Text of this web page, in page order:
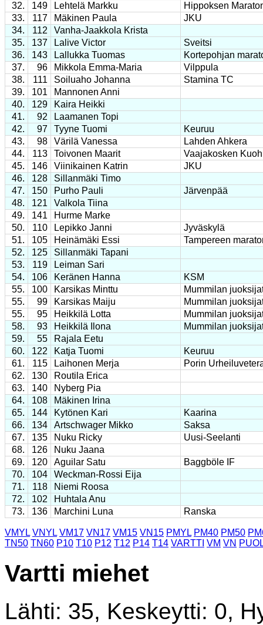
32.
149 Lehtelä Markku
Hippoksen
33.
117 Mäkinen Paula
JKU
34.
112
Vanha-Jaakkola Krista
35.
137 Lalive Victor
Sveitsi
36.
143 Lallukka Tuomas
Kortepohjan
37.
96 Mikkola Emma-Maria
Vilppula
38.
111 Soiluaho Johanna
Stamina TC
39.
101
Mannonen Anni
40.
129
Kaira Heikki
41.
92
Laamanen Topi
42.
97 Tyyne Tuomi
Keuruu
43.
98 Värilä Vanessa
Lahden Ahkera
44.
113 Toivonen Maarit
Vaajakosken
45.
146 Viinikainen Katrin
JKU
46.
128
Sillanmäki Timo
47.
150 Purho Pauli
Järvenpää
48.
121
Valkola Tiina
49.
141
Hurme Marke
50.
110 Lepikko Janni
Jyväskylä
51.
105 Heinämäki Essi
Tampereen
52.
125
Sillanmäki Tapani
53.
119
Leiman Sari
54.
106 Keränen Hanna
KSM
55.
100 Karsikas Minttu
Mummilan
55.
99 Karsikas Maiju
Mummilan
55.
95 Heikkilä Lotta
Mummilan
58.
93 Heikkilä Ilona
Mummilan
59.
55
Rajala Eetu
60.
122 Katja Tuomi
Keuruu
61.
115 Laihonen Merja
Porin
62.
130
Routila Erica
63.
140
Nyberg Pia
64.
108
Mäkinen Irina
65.
144 Kytönen Kari
Kaarina
66.
134 Artschwager Mikko
Saksa
67.
135 Nuku Ricky
Uusi-Seelanti
68.
126
Nuku Jaana
69.
120 Aguilar Satu
Baggböle IF
70.
104
Weckman-Rossi Eija
71.
118
Niemi Roosa
72.
102
Huhtala Anu
73.
136 Marchini Luna Ranska
VMYL VNYL VM17 VN17 VM15 VN15 PMYL PM40 PM50
TN50 TN60 P10 T10 P12 T12 P14 T14 VARTTI VM VN
Vartti miehet
Lähti: 35, Keskeytti: 0,